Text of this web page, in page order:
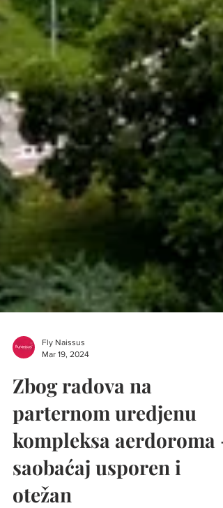
Fly Naissus
Mar 19, 2024
Zbog radova na
parternom uredjenu